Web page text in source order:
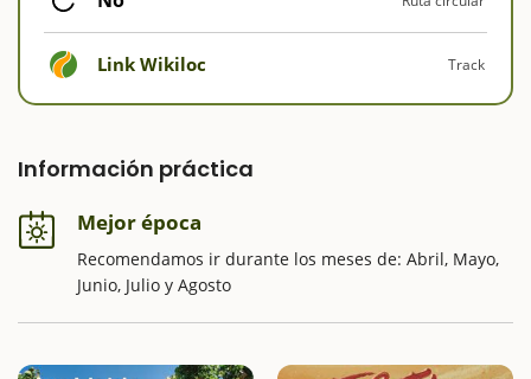
Link Wikiloc Track
Información práctica
Mejor época
Recomendamos ir durante los meses de: Abril, Mayo,
Junio, Julio y Agosto